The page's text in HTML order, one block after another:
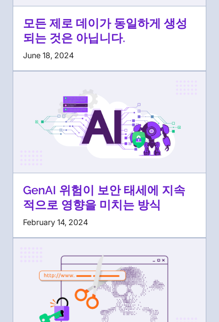
모든 제로 데이가 동일하게 생성
되는 것은 아닙니다.
June 18, 2024
GenAI 위험이 보안 태세에 지속
적으로 영향을 미치는 방식
February 14, 2024